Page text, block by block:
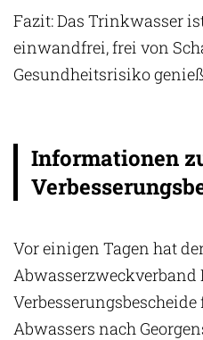
Fazit: Das Trinkwasser
einwandfrei, frei von
Gesundheitsrisiko
Informationen
Vor einigen Tagen hat
Abwasserzweckverband
Abwassers nach